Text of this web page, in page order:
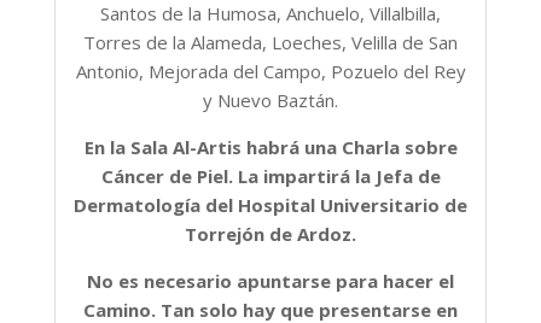
Santos de la Humosa, Anchuelo, Villalbilla,
Torres de la Alameda, Loeches, Velilla de San
Antonio, Mejorada del Campo, Pozuelo del Rey
y Nuevo Baztán.
En la Sala Al-Artis habrá una Charla sobre
Cáncer de Piel. La impartirá la Jefa de
Dermatología del Hospital Universitario de
Torrejón de Ardoz.
No es necesario apuntarse para hacer el
Camino. Tan solo hay que presentarse en